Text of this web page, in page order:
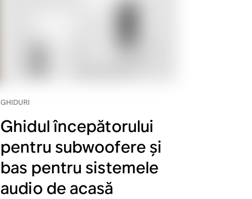
GHIDURI
Ghidul începătorului
pentru subwoofere și
bas pentru sistemele
audio de acasă